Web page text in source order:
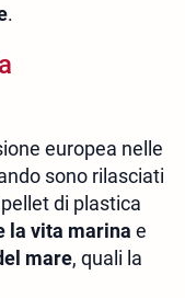
.
europea nelle
sono rilasciati
di plastica
la vita marina e
mare, quali la